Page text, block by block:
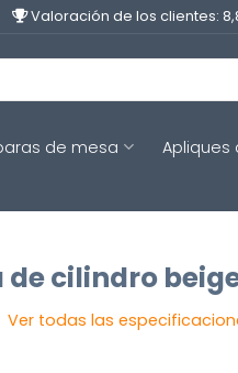
Valoración de los clientes:
de mesa Apliques
cilindro
Ver todas las